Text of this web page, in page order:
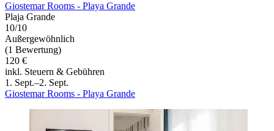
Giostemar Rooms - Playa Grande
Plaja Grande
10/10
Außergewöhnlich
(1 Bewertung)
120 €
inkl. Steuern & Gebühren
1. Sept.–2. Sept.
Giostemar Rooms - Playa Grande